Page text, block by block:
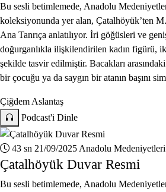
Bu sesli betimlemede, Anadolu
koleksiyonunda yer alan, Çatalhöyük’ten
Ana Tanrıça anlatılıyor. İri göğüsleri ve
doğurganlıkla ilişkilendirilen kadın figürü,
şekilde tasvir edilmiştir. Bacakları
bir çocuğu ya da saygın bir atanın başını
Çiğdem Aslantaş
Podcast'i Dinle
43 sn 21/09/2025 Anadolu
Çatalhöyük Duvar Resmi
Bu sesli betimlemede, Anadolu